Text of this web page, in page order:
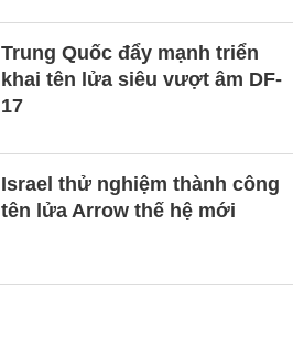
Trung Quốc đẩy mạnh triển
khai tên lửa siêu vượt âm DF-
17
Israel thử nghiệm thành công
tên lửa Arrow thế hệ mới